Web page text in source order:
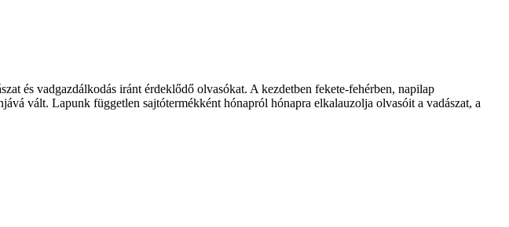
és vadgazdálkodás iránt érdeklődő olvasókat. A kezdetben fekete-fehérben, napilap
vált. Lapunk független sajtótermékként hónapról hónapra elkalauzolja olvasóit a vadászat, a